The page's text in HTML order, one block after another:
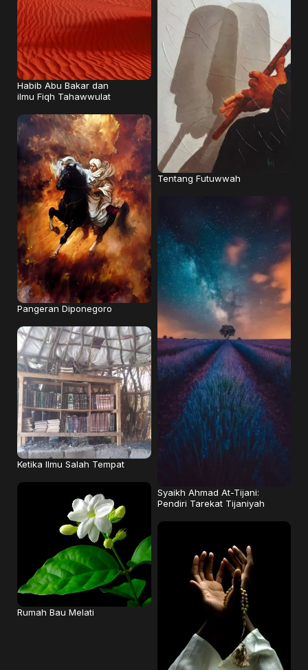
Habib Abu Bakar dan
ilmu Fiqh Tahawwulat
Pangeran Diponegoro
Tentang Futuwwah
Ketika Ilmu Salah Tempat
Syaikh Ahmad At-Tijani:
Pendiri Tarekat Tijaniyah
Rumah Bau Melati